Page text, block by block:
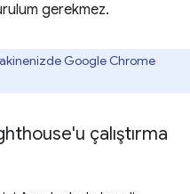
gerekmez.
Google Chrome
çalıştırma